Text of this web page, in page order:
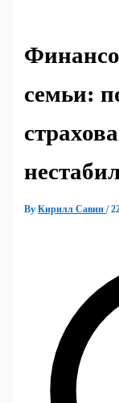
семьи:
ByКирилл Савин/